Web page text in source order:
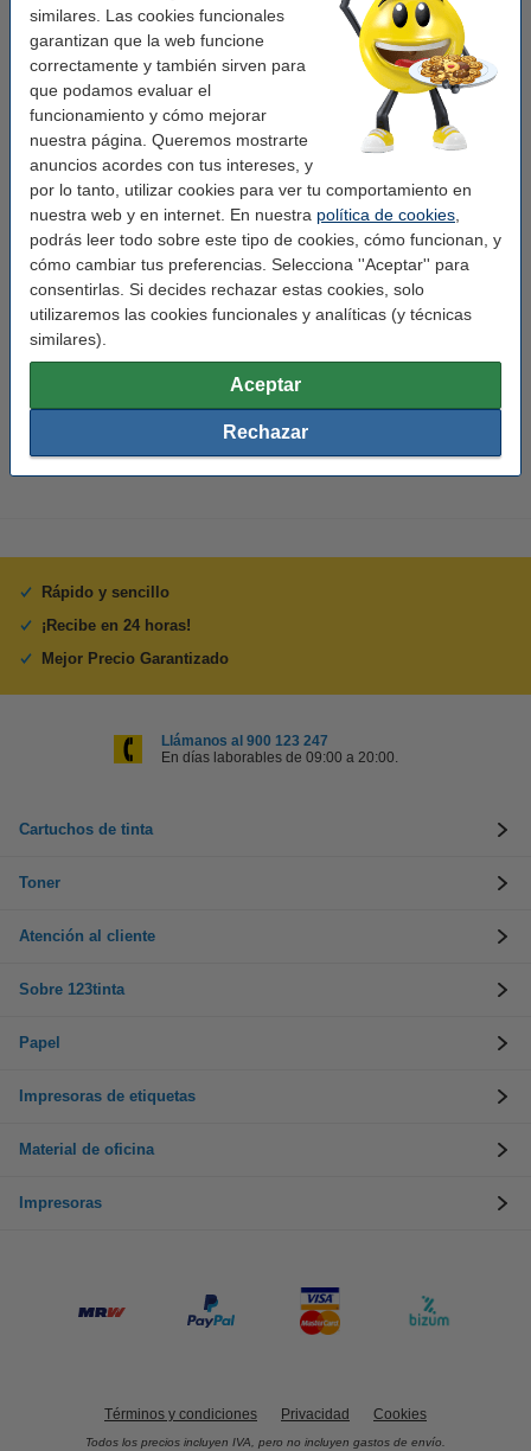
similares. Las cookies funcionales
garantizan que la web funcione
correctamente y también sirven para
que podamos evaluar el
funcionamiento y cómo mejorar
nuestra página. Queremos mostrarte
anuncios acordes con tus intereses, y
por lo tanto, utilizar cookies para ver tu comportamiento en
nuestra web y en internet. En nuestra política de cookies
podrás leer todo sobre este tipo de cookies, cómo funcionan, y
cómo cambiar tus preferencias. Selecciona ''Aceptar'' para
consentirlas. Si decides rechazar estas cookies, solo
utilizaremos las cookies funcionales y analíticas (y técnicas
similares).
Aceptar
Rechazar
Características
Marca: Leitz
Color: verde
Medidas: 312 x 318 mm (LxAn)
Material: plástico
Tamaño papel: A4
Ancho detrás: 75 mm
Agujero de sujeción:
Rápido y sencillo
¡Recibe en 24 horas!
Mejor Precio Garantizado
Llámanos al 900 123 247
En días laborables de 09:00 a 20:00.
Cartuchos de tinta
Toner
Atención al cliente
Sobre 123tinta
Papel
Impresoras de etiquetas
Material de oficina
Impresoras
Términos y condiciones Privacidad Cookies
Todos los precios incluyen IVA, pero no incluyen gastos de envío.